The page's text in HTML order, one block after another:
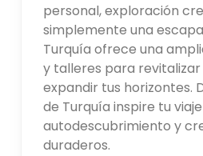
personal, exploración
simplemente una
Turquía ofrece una
y talleres para
expandir tus horizontes.
de Turquía inspire tu
autodescubrimiento y
duraderos.